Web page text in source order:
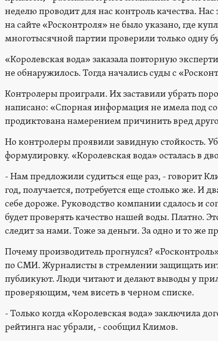
неделю проводит для нас контроль качества.
на сайте «Росконтроля» не было указано, где
многотысячной партии проверили только одну
«Королевская вода» заказала повторную
не обнаружилось. Тогда начались суды с
Контролеры проиграли. Их заставили убрать
написано: «Спорная информация не имела под
продиктована намерением причинить вред
Но контролеры проявили завидную стойкость.
формулировку. «Королевская вода» осталась в
- Нам предложили судиться еще раз, - говорит
год, получается, потребуется еще столько же. И
себе дороже. Руководство компании сдалось и
будет проверять качество нашей воды. Платно.
следит за нами. Тоже за деньги. За одно и то же
Почему производитель прогнулся?
по СМИ. Журналисты в стремлении защищать
публикуют. Люди читают и делают выводы у
проверяющим, чем висеть в черном списке.
- Только когда «Королевская вода» заключила
рейтинга нас убрали, - сообщил Климов.